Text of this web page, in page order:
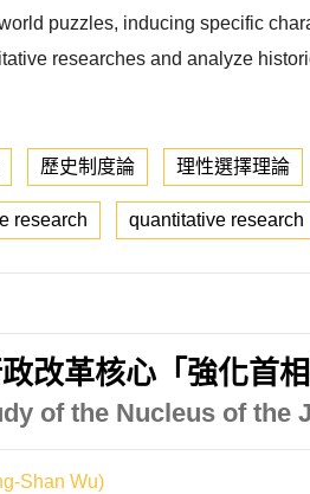
puzzles, inducing specific
researches and analyze
歷史制度論 理性選擇理論
research quantitative research
政改革核心「強化首
of the Nucleus of
Shan Wu)